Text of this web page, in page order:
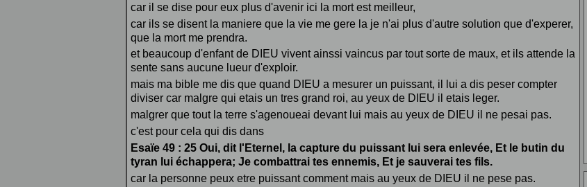
car il se dise pour eux plus d'avenir ici la mort est meilleur,
car ils se disent la maniere que la vie me gere la je n'ai plus d'autre solution que d'experer,
que la mort me prendra.
et beaucoup d'enfant de DIEU vivent ainssi vaincus par tout sorte de maux, et ils attende la
sente sans aucune lueur d'exploir.
mais ma bible me dis que quand DIEU a mesurer un puissant, il lui a dis peser compter
diviser car malgre qui etais un tres grand roi, au yeux de DIEU il etais leger.
malgrer que tout la terre s'agenoueai devant lui mais au yeux de DIEU il ne pesai pas.
c'est pour cela qui dis dans
Esaïe 49 : 25 Oui, dit l'Eternel, la capture du puissant lui sera enlevée, Et le butin du
tyran lui échappera; Je combattrai tes ennemis, Et je sauverai tes fils.
car la personne peux etre puissant comment mais au yeux de DIEU il ne pese pas.